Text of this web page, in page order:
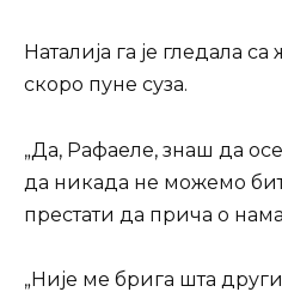
Наталија га је гледала
скоро пуне суза.
„Да, Рафаеле, знаш да
да никада не можемо
престати да прича о
„Није ме брига шта